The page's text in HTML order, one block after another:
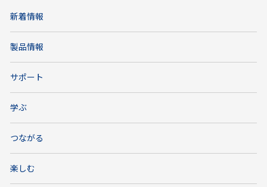
新着情報
製品情報
サポート
学ぶ
つながる
楽しむ